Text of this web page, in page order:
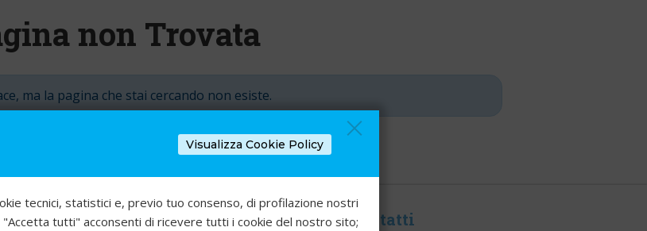
non Trovata
ma la pagina che stai cercando non esiste.
PADOVANINO VIAGGI Contatti
Visualizza Cookie Policy
tecnici, statistici e, previo tuo consenso, di profilazione nostri
"Accetta tutti" acconsenti di ricevere tutti i cookie del nostro sito;